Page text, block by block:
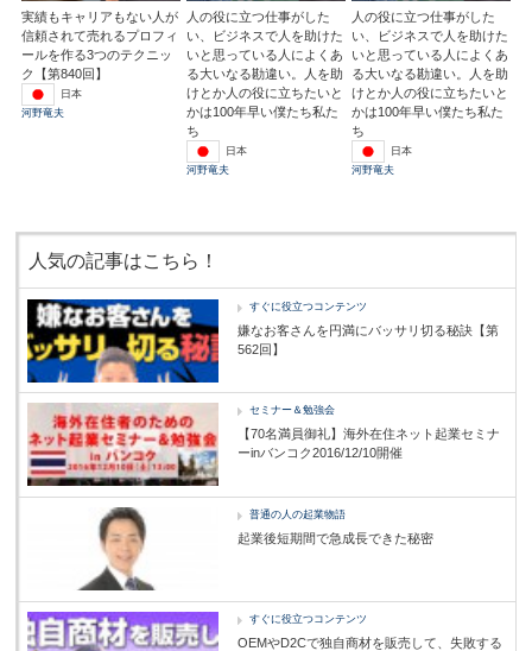
実績もキャリアもない人が
信頼されて売れるプロフィ
ールを作る3つのテクニッ
ク【第840回】
日本
河野竜夫
人の役に立つ仕事がした
い、ビジネスで人を助けた
いと思っている人によくあ
る大いなる勘違い。人を助
けとか人の役に立ちたいと
かは100年早い僕たち私た
ち
日本
河野竜夫
人の役に立つ仕事がした
い、ビジネスで人を助けた
いと思っている人によくあ
る大いなる勘違い。人を助
けとか人の役に立ちたいと
かは100年早い僕たち私た
ち
日本
河野竜夫
人気の記事はこちら！
すぐに役立つコンテンツ
嫌なお客さんを円満にバッサリ切る秘訣【第
562回】
セミナー＆勉強会
【70名満員御礼】海外在住ネット起業セミナ
ーinバンコク2016/12/10開催
普通の人の起業物語
起業後短期間で急成長できた秘密
すぐに役立つコンテンツ
OEMやD2Cで独自商材を販売して、失敗する